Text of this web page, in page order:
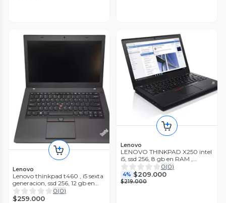
Lenovo
Lenovo thinkpad t460 , i5 sexta
generacion, ssd 256, 12 gb en
ram
0(0)
$259.000
Lenovo
LENOVO THINKPAD X250 intel
i5, ssd 256, 8 gb en RAM ,
Reacondicionado
0(0)
4% $209.000
$219.000